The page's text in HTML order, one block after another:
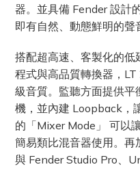
器。並具備 Fender 設計
即有自然、動態鮮明的聲
搭配超高速、客製化的
程式與高品質轉換器，
級音質。監聽方面提供平
機，並內建 Loopback，
的「Mixer Mode」 可以
簡易類比混音器使用。再
與 Fender Studio Pro、